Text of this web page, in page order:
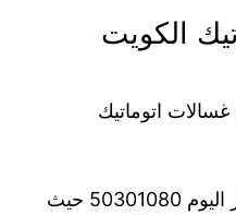
الكويت
اتوماتيك
يمكنكم الاتصال بنا على مدار اليوم 50301080 حيث